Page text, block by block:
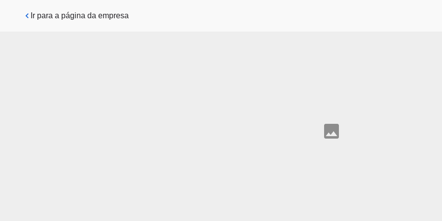
Pular para o conteúdo principal
Ir para a página da empresa